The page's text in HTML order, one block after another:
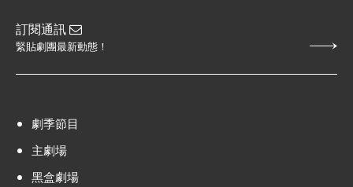
訂閱通訊
緊貼劇團最新動態！
劇季節目
主劇場
黑盒劇場